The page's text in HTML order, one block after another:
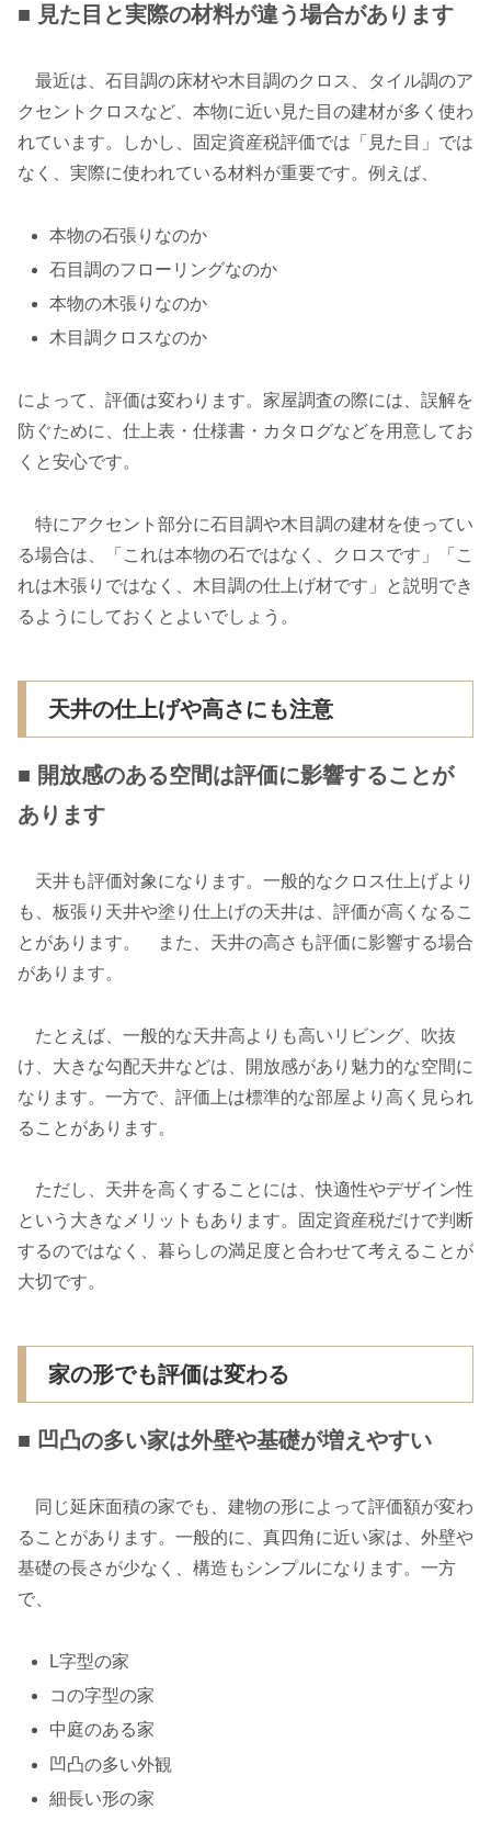
■ 見た目と実際の材料が違う場合があります
最近は、石目調の床材や木目調のクロス、タイル調のア
クセントクロスなど、本物に近い見た目の建材が多く使わ
れています。しかし、固定資産税評価では「見た目」では
なく、実際に使われている材料が重要です。例えば、
本物の石張りなのか
石目調のフローリングなのか
本物の木張りなのか
木目調クロスなのか
によって、評価は変わります。家屋調査の際には、誤解を
防ぐために、仕上表・仕様書・カタログなどを用意してお
くと安心です。
特にアクセント部分に石目調や木目調の建材を使ってい
る場合は、「これは本物の石ではなく、クロスです」「こ
れは木張りではなく、木目調の仕上げ材です」と説明でき
るようにしておくとよいでしょう。
天井の仕上げや高さにも注意
■ 開放感のある空間は評価に影響することが
あります
天井も評価対象になります。一般的なクロス仕上げより
も、板張り天井や塗り仕上げの天井は、評価が高くなるこ
とがあります。 また、天井の高さも評価に影響する場合
があります。
たとえば、一般的な天井高よりも高いリビング、吹抜
け、大きな勾配天井などは、開放感があり魅力的な空間に
なります。一方で、評価上は標準的な部屋より高く見られ
ることがあります。
ただし、天井を高くすることには、快適性やデザイン性
という大きなメリットもあります。固定資産税だけで判断
するのではなく、暮らしの満足度と合わせて考えることが
大切です。
家の形でも評価は変わる
■ 凹凸の多い家は外壁や基礎が増えやすい
同じ延床面積の家でも、建物の形によって評価額が変わ
ることがあります。一般的に、真四角に近い家は、外壁や
基礎の長さが少なく、構造もシンプルになります。一方
で、
L字型の家
コの字型の家
中庭のある家
凹凸の多い外観
細長い形の家